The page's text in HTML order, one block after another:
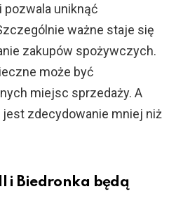
uniknąć
ważne staje się
zakupów spożywczych.
może być
miejsc sprzedaży. A
zdecydowanie mniej niż
i Biedronka będą